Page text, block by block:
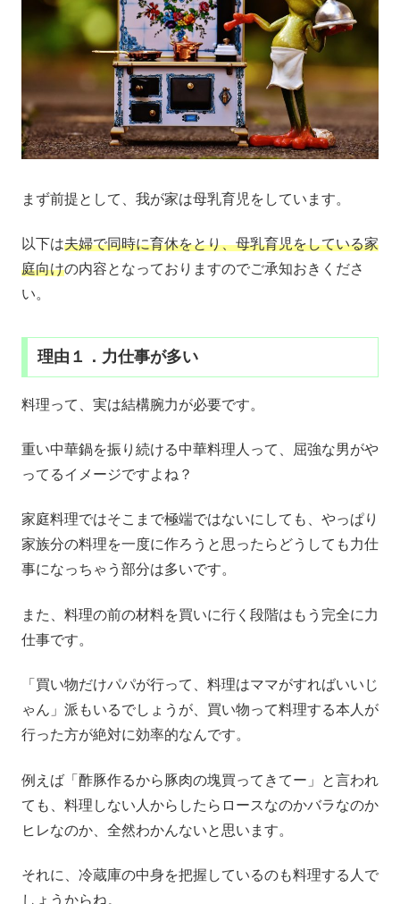
まず前提として、我が家は母乳育児をしています。
以下は夫婦で同時に育休をとり、母乳育児をしている家
庭向けの内容となっておりますのでご承知おきくださ
い。
理由１．力仕事が多い
料理って、実は結構腕力が必要です。
重い中華鍋を振り続ける中華料理人って、屈強な男がや
ってるイメージですよね？
家庭料理ではそこまで極端ではないにしても、やっぱり
家族分の料理を一度に作ろうと思ったらどうしても力仕
事になっちゃう部分は多いです。
また、料理の前の材料を買いに行く段階はもう完全に力
仕事です。
「買い物だけパパが行って、料理はママがすればいいじ
ゃん」派もいるでしょうが、買い物って料理する本人が
行った方が絶対に効率的なんです。
例えば「酢豚作るから豚肉の塊買ってきてー」と言われ
ても、料理しない人からしたらロースなのかバラなのか
ヒレなのか、全然わかんないと思います。
それに、冷蔵庫の中身を把握しているのも料理する人で
しょうからね。